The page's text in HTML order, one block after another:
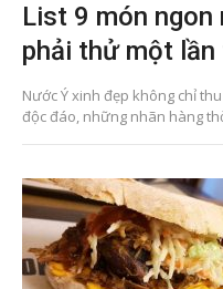
List 9 món
phải thử một
Nước Ý xinh đẹp không chỉ
độc đáo, những nhãn hàng